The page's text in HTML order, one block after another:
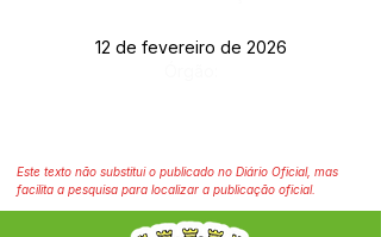
12 de fevereiro de 2026
Este texto não substitui o publicado no Diário Oficial, mas
facilita a pesquisa para localizar a publicação oficial.